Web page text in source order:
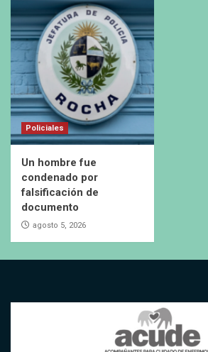
Policiales
Un hombre fue
condenado por
falsificación de
documento
agosto 5, 2026